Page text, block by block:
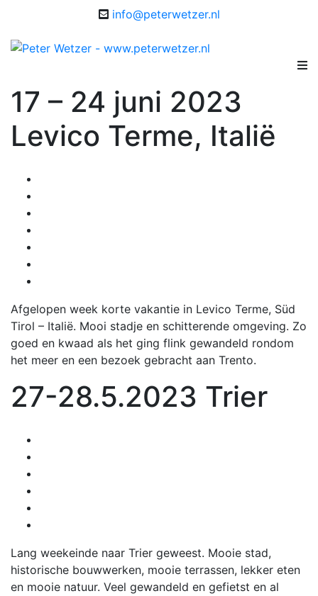
info@peterwetzer.nl
17 – 24 juni 2023
Levico Terme, Italië
Afgelopen week korte vakantie in Levico Terme, Süd
Tirol – Italië. Mooi stadje en schitterende omgeving. Zo
goed en kwaad als het ging flink gewandeld rondom
het meer en een bezoek gebracht aan Trento.
27-28.5.2023 Trier
Lang weekeinde naar Trier geweest. Mooie stad,
historische bouwwerken, mooie terrassen, lekker eten
en mooie natuur. Veel gewandeld en gefietst en al